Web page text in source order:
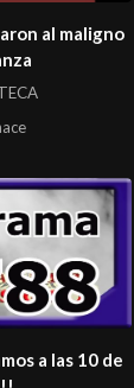
al maligno
a las 10 de